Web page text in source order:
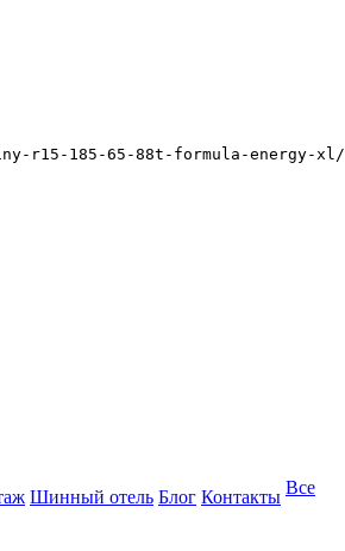
r15-185-65-88t-formula-energy-xl/
Шинный отель Блог Контакты Все